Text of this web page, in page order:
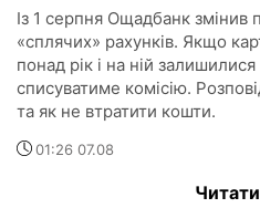
Із 1 серпня Ощадбанк змінив
«сплячих» рахунків. Якщо
понад рік і на ній
списуватиме комісію.
та як не втратити кошти.
01:26 07.08